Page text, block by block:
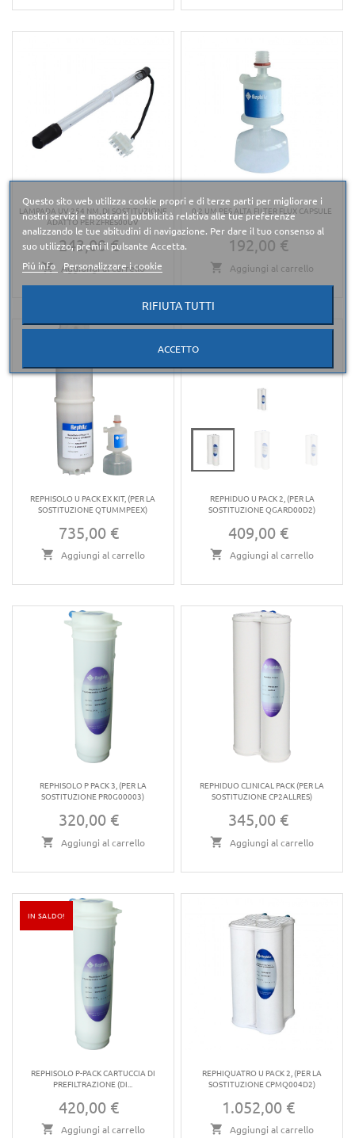
LAMPADA UV 254 NM, DI SOSTITUZIONE
ADATTO PER ZFRES00UV
Prezzo
243,00 €
Aggiungi al carrello
0.2 UM PES ALTA FILTER FLUX CAPSULE
Prezzo
192,00 €
Aggiungi al carrello
REPHISOLO U PACK EX KIT, (PER LA
SOSTITUZIONE QTUMMPEEX)
Prezzo
735,00 €
Aggiungi al carrello
REPHIDUO U PACK 2, (PER LA
SOSTITUZIONE QGARD00D2)
Prezzo
409,00 €
Aggiungi al carrello
REPHISOLO P PACK 3, (PER LA
SOSTITUZIONE PR0G00003)
Prezzo
320,00 €
Aggiungi al carrello
REPHIDUO CLINICAL PACK (PER LA
SOSTITUZIONE CP2ALLRES)
Prezzo
345,00 €
Aggiungi al carrello
IN SALDO!
REPHISOLO P-PACK CARTUCCIA DI
PREFILTRAZIONE (DI...
Prezzo
420,00 €
Aggiungi al carrello
REPHIQUATRO U PACK 2, (PER LA
SOSTITUZIONE CPMQ004D2)
Prezzo
1.052,00 €
Aggiungi al carrello
Questo sito web utilizza cookie propri e di terze parti per migliorare i
nostri servizi e mostrarti pubblicità relativa alle tue preferenze
analizzando le tue abitudini di navigazione. Per dare il tuo consenso al
suo utilizzo, premi il pulsante Accetta.
Piú info Personalizzare i cookie
RIFIUTA TUTTI
ACCETTO